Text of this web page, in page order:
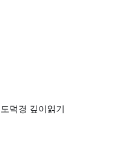
도덕경 깊이읽기